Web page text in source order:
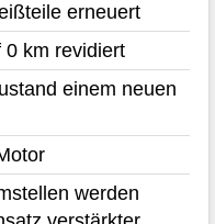
erneuert
0 km revidiert
einem neuen
werden